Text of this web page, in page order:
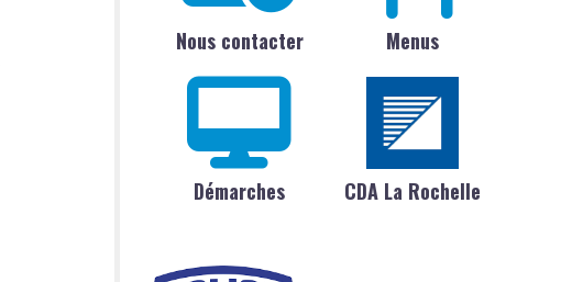
Nous contacter Menus
Démarches CDA La Rochelle